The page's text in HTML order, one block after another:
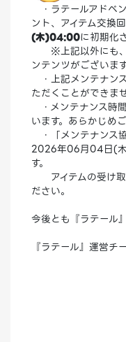
・ラテールアドベ
ント、アイテム交換回
(木)04:00に初期化
※上記以外にも、
ンテンツがございま
・上記メンテナン
ただくことができませ
・メンテナンス時
います。あらかじめ
・「メンテナンス
2026年06月04日(木
す。
アイテムの受け取
ださい。
今後とも『ラテール
『ラテール』運営チ